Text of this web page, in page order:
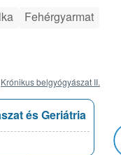
Fehérgyarmat
Krónikus belgyógyászat II.
és Geriátria